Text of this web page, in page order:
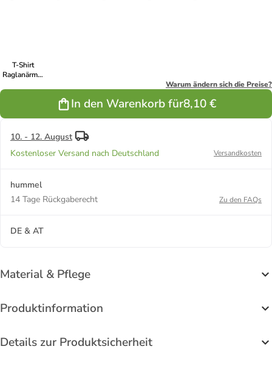
T-Shirt
Raglanärmel
Warum ändern sich die Preise?
In den Warenkorb für8,10 €
10. - 12. August
Kostenloser Versand nach Deutschland
Versandkosten
hummel
14 Tage Rückgaberecht
Zu den FAQs
DE & AT
Material & Pflege
Produktinformation
Details zur Produktsicherheit